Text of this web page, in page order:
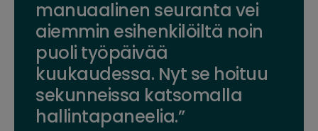
manuaalinen seuranta vei
aiemmin esihenkilöiltä noin
puoli työpäivää
kuukaudessa. Nyt se hoituu
sekunneissa katsomalla
hallintapaneelia.”